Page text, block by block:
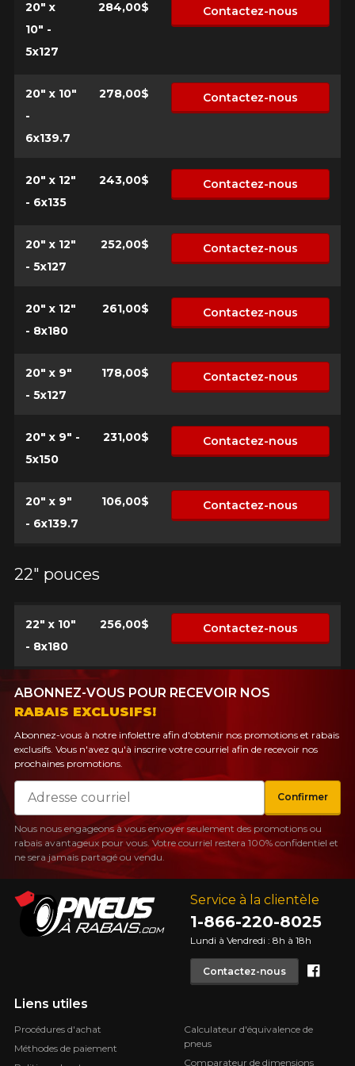
20" x
10" -
5x127
284,00$ Contactez-nous
20" x 10"
-
6x139.7
278,00$ Contactez-nous
20" x 12"
- 6x135
243,00$ Contactez-nous
20" x 12"
- 5x127
252,00$ Contactez-nous
20" x 12"
- 8x180
261,00$ Contactez-nous
20" x 9"
- 5x127
178,00$ Contactez-nous
20" x 9" -
5x150
231,00$ Contactez-nous
20" x 9"
- 6x139.7
106,00$ Contactez-nous
22" pouces
22" x 10"
- 8x180
256,00$ Contactez-nous
Service à la clientèle
1-866-220-8025
Lundi à Vendredi : 8h à 18h
Contactez-nous
Liens utiles
Procédures d'achat
Méthodes de paiement
Calculateur d'équivalence de
pneus
Comparateur de dimensions
ABONNEZ-VOUS POUR RECEVOIR NOS
RABAIS EXCLUSIFS!
Abonnez-vous à notre infolettre afin d'obtenir nos promotions et rabais
exclusifs. Vous n'avez qu'à inscrire votre courriel afin de recevoir nos
prochaines promotions.
Courriel
Confirmer
Nous nous engageons à vous envoyer seulement des promotions ou
rabais avantageux pour vous. Votre courriel restera 100% confidentiel et
ne sera jamais partagé ou vendu.